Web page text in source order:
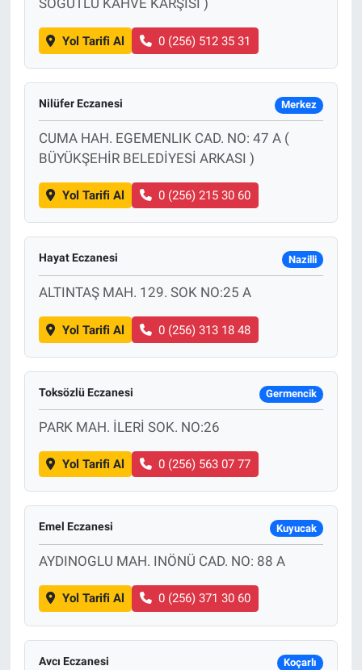
SÖĞÜTLÜ KAHVE KARŞISI )
Yol Tarifi Al 0 (256) 512 35 31
Nilüfer Eczanesi Merkez
CUMA HAH. EGEMENLIK CAD. NO: 47 A (
BÜYÜKŞEHİR BELEDİYESİ ARKASI )
Yol Tarifi Al 0 (256) 215 30 60
Hayat Eczanesi Nazilli
ALTINTAŞ MAH. 129. SOK NO:25 A
Yol Tarifi Al 0 (256) 313 18 48
Toksözlü Eczanesi Germencik
PARK MAH. İLERİ SOK. NO:26
Yol Tarifi Al 0 (256) 563 07 77
Emel Eczanesi Kuyucak
AYDINOGLU MAH. INÖNÜ CAD. NO: 88 A
Yol Tarifi Al 0 (256) 371 30 60
Avcı Eczanesi Koçarlı